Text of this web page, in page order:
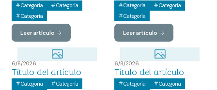
Categoría
Categoría
Categoría
Leer artículo
Categoría
Categoría
Categoría
Leer artículo
6/8/2026
Título del artículo
Categoría
Categoría
6/8/2026
Título del artículo
Categoría
Categoría